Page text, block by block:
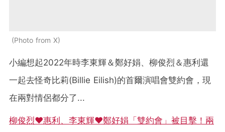
Photo from X
小編想起2022年時李東輝＆鄭好娟、柳俊烈＆惠利還
一起去怪奇比莉(Billie Eilish)的首爾演唱會雙約會，現
在兩對情侶都分了...
柳俊烈♥惠利、李東輝♥鄭好娟「雙約會」被目擊！兩